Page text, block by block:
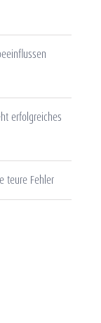
erfolgreiches
teure Fehler